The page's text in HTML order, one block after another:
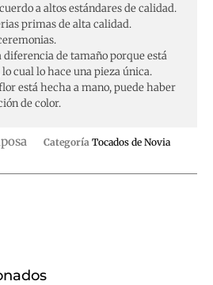
a altos estándares de calidad.
primas de alta calidad.
diferencia de tamaño porque está
cual lo hace una pieza única.
está hecha a mano, puede haber
de color.
Categoría Tocados de Novia